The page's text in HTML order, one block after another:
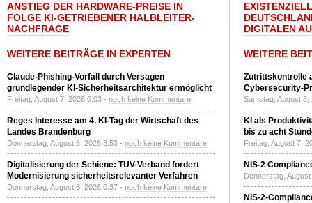
ANSTIEG DER HARDWARE-PREISE IN
FOLGE KI-GETRIEBENER HALBLEITER-
NACHFRAGE
WEITERE BEITRÄGE IN EXPERTEN
Claude-Phishing-Vorfall durch Versagen
grundlegender KI-Sicherheitsarchitektur ermöglicht
Freitag, August 7, 2026 0:03 - noch keine Kommentare
Reges Interesse am 4. KI-Tag der Wirtschaft des
Landes Brandenburg
Donnerstag, August 6, 2026 8:53 - noch keine Kommentare
Digitalisierung der Schiene: TÜV-Verband fordert
Modernisierung sicherheitsrelevanter Verfahren
Donnerstag, August 6, 2026 0:37 - noch keine Kommentare
DIGITALEN
WEITERE
Zutrittskontrolle
Cybersecurity-
Samstag, August
KI als
bis zu acht
Freitag, August 7,
NIS-2
Donnerstag,
NIS-2-